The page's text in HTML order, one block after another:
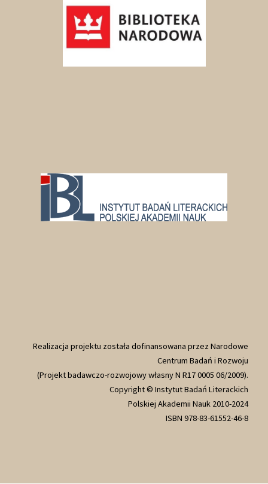
Realizacja projektu została dofinansowana przez Narodowe
Centrum Badań i Rozwoju
(Projekt badawczo-rozwojowy własny N R17 0005 06/2009).
Copyright © Instytut Badań Literackich
Polskiej Akademii Nauk 2010-2024
ISBN 978-83-61552-46-8